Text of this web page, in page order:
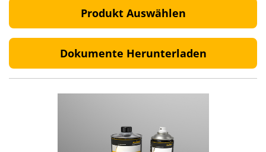
Produkt Auswählen
Dokumente Herunterladen